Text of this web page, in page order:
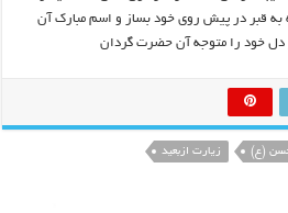
به قبر در پيش روى خود بساز و اسم مبارك آن
خود را متوجه آن حضرت گردان
(ع) زیارت ازبعید